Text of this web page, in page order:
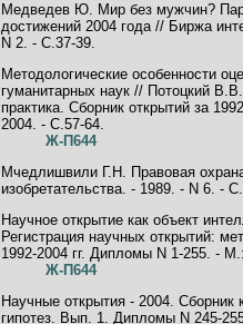
Медведев Ю. Мир без мужчин?
достижений 2004 года // Биржа
N 2. - C.37-39.
Методологические особенности
гуманитарных наук // Потоцкий
практика. Сборник открытий за
2004. - C.57-64.
Ж-П644
Мчедлишвили Г.Н. Правовая
изобретательства. - 1989. - N 6. -
Научное открытие как объект
Регистрация научных открытий:
1992-2004 гг. Дипломы N 1-255. -
Ж-П644
Научные открытия - 2004. Сборник
гипотез. Вып. 1. Дипломы N 245-